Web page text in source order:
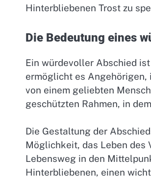
Hinterbliebenen Trost zu
Die Bedeutung eines
Ein würdevoller Abschied
ermöglicht es Angehörigen,
von einem geliebten
geschützten Rahmen, in
Die Gestaltung der
Möglichkeit, das Leben des
Lebensweg in den
Hinterbliebenen, einen